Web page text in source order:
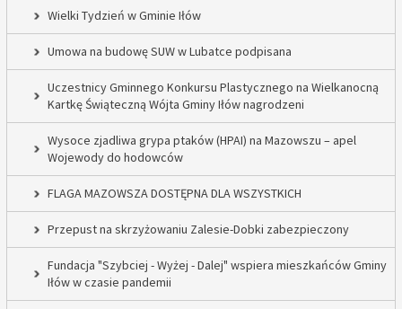
Wielki Tydzień w Gminie Iłów
Umowa na budowę SUW w Lubatce podpisana
Uczestnicy Gminnego Konkursu Plastycznego na Wielkanocną
Kartkę Świąteczną Wójta Gminy Iłów nagrodzeni
Wysoce zjadliwa grypa ptaków (HPAI) na Mazowszu – apel
Wojewody do hodowców
FLAGA MAZOWSZA DOSTĘPNA DLA WSZYSTKICH
Przepust na skrzyżowaniu Zalesie-Dobki zabezpieczony
Fundacja "Szybciej - Wyżej - Dalej" wspiera mieszkańców Gminy
Iłów w czasie pandemii